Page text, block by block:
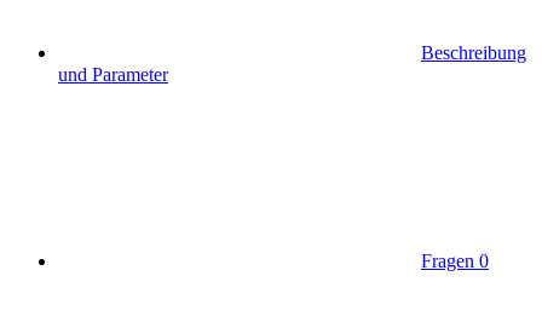
Beschreibung
und Parameter
Fragen 0